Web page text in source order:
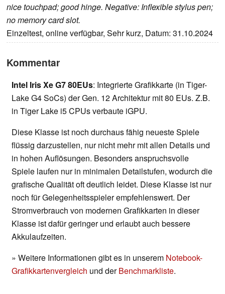
nice touchpad; good hinge. Negative: Inflexible stylus pen;
no memory card slot.
Einzeltest, online verfügbar, Sehr kurz, Datum: 31.10.2024
Kommentar
Intel Iris Xe G7 80EUs: Integrierte Grafikkarte (in Tiger-
Lake G4 SoCs) der Gen. 12 Architektur mit 80 EUs. Z.B.
in Tiger Lake i5 CPUs verbaute iGPU.
Diese Klasse ist noch durchaus fähig neueste Spiele
flüssig darzustellen, nur nicht mehr mit allen Details und
in hohen Auflösungen. Besonders anspruchsvolle
Spiele laufen nur in minimalen Detailstufen, wodurch die
grafische Qualität oft deutlich leidet. Diese Klasse ist nur
noch für Gelegenheitsspieler empfehlenswert. Der
Stromverbrauch von modernen Grafikkarten in dieser
Klasse ist dafür geringer und erlaubt auch bessere
Akkulaufzeiten.
» Weitere Informationen gibt es in unserem Notebook-
Grafikkartenvergleich und derBenchmarkliste.